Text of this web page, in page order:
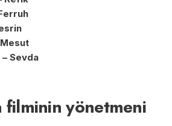
Mesut
Sevda
filminin yönetmeni